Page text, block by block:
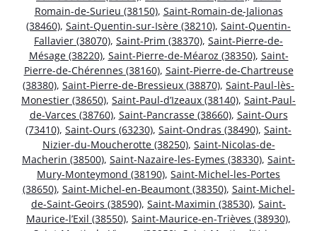
Romain-de-Surieu (38150), Saint-Romain-de-Jalionas
(38460), Saint-Quentin-sur-Isère (38210), Saint-Quentin-
Fallavier (38070), Saint-Prim (38370), Saint-Pierre-de-
Mésage (38220), Saint-Pierre-de-Méaroz (38350), Saint-
Pierre-de-Chérennes (38160), Saint-Pierre-de-Chartreuse
(38380), Saint-Pierre-de-Bressieux (38870), Saint-Paul-lès-
Monestier (38650), Saint-Paul-d’Izeaux (38140), Saint-Paul-
de-Varces (38760), Saint-Pancrasse (38660), Saint-Ours
(73410), Saint-Ours (63230), Saint-Ondras (38490), Saint-
Nizier-du-Moucherotte (38250), Saint-Nicolas-de-
Macherin (38500), Saint-Nazaire-les-Eymes (38330), Saint-
Mury-Monteymond (38190), Saint-Michel-les-Portes
(38650), Saint-Michel-en-Beaumont (38350), Saint-Michel-
de-Saint-Geoirs (38590), Saint-Maximin (38530), Saint-
Maurice-l’Exil (38550), Saint-Maurice-en-Trièves (38930),